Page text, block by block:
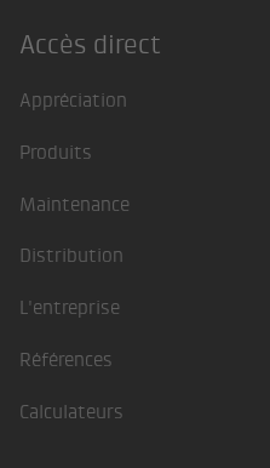
Footer
Accès direct
Appréciation
Produits
Maintenance
Distribution
L'entreprise
Références
Calculateurs